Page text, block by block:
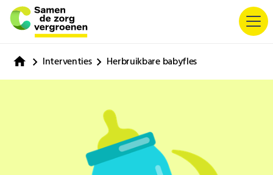
Interventies Herbruikbare babyfles